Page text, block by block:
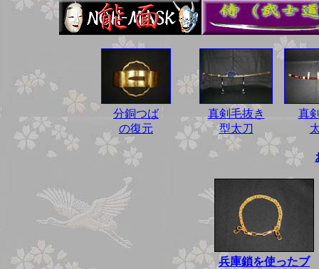
分銅つば
の復元
真剣毛抜き
型太刀
真
兵庫鎖を使ったブ